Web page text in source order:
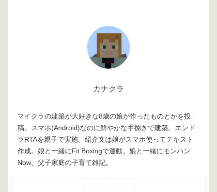
カナクラ
マイクラの建築が大好きな8歳の娘が作ったものとかを投
稿。スマホ(Android)なのに鮮やかな手捌きで建築。エンド
ラRTAを親子で実施。紹介文は娘がスマホ使ってテキスト
作成。娘と一緒にFit Boxingで運動。娘と一緒にモンハン
Now。父子家庭の子育て雑記。